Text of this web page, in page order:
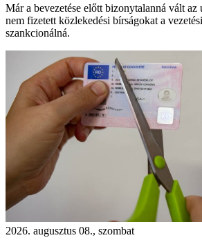
Már a bevezetése előtt bizonytalanná vált az
nem fizetett közlekedési bírságokat a
szankcionálná.
2026. augusztus 08., szombat